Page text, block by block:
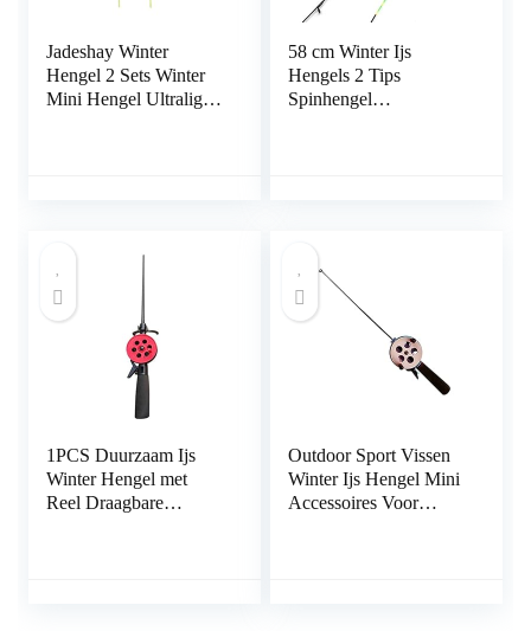
Jadeshay Winter
Hengel 2 Sets Winter
Mini Hengel Ultralight
58 cm Winter Ijs
Hengels 2 Tips
Spinhengel
1PCS Duurzaam Ijs
Winter Hengel met
Reel Draagbare
Outdoor Sport Vissen
Winter Ijs Hengel Mini
Accessoires Voor